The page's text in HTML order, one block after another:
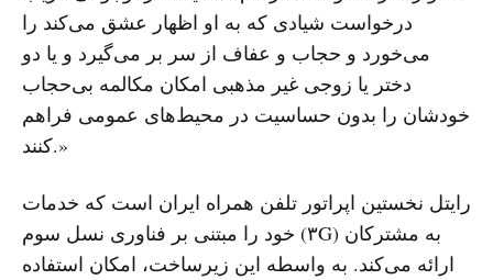
درخواست شیادی که به او اظهار عشق می‌کند را
می‌خورد و حجاب و عفاف از سر بر می‌گیرد و یا دو
دختر یا زوجی غیر مذهبی امکان مکالمه بی‌حجاب
خودشان را بدون حساسیت در محیط‌های عمومی فراهم
کنند.»
رایتل نخستین اپراتور تلفن همراه ایران است که خدمات
خود را مبتنی بر فناوری نسل سوم (۳G) به مشترکان
ارائه می‌کند. به واسطه این زیرساخت، امکان استفاده